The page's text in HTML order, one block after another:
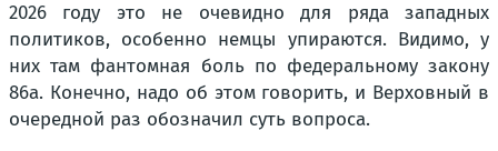
2026 году это не очевидно для ряда западных
политиков, особенно немцы упираются. Видимо, у
них там фантомная боль по федеральному закону
86а. Конечно, надо об этом говорить, и Верховный в
очередной раз обозначил суть вопроса.